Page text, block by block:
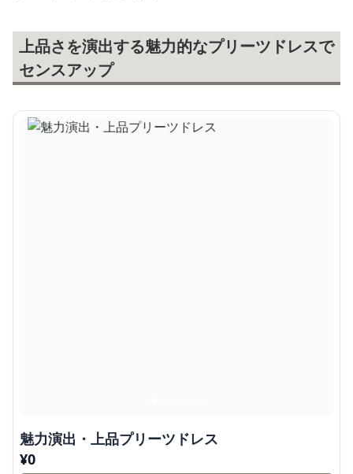
上品さを演出する魅力的なプリーツドレスで
センスアップ
魅力演出・上品プリーツドレス
¥0